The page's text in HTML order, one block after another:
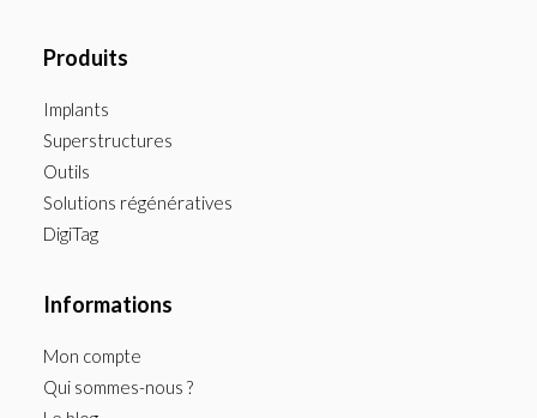
Produits
Implants
Superstructures
Outils
Solutions régénératives
DigiTag
Informations
Mon compte
Qui sommes-nous ?